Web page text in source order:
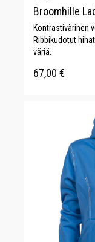
Broomhille
Kontrastivärinen
Ribbikudotut
väriä.
67,00 €